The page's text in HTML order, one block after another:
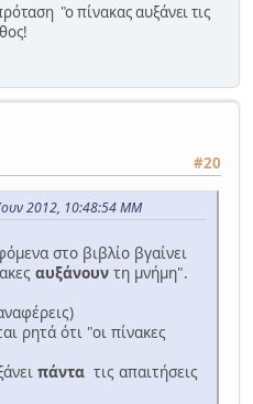
"ο πίνακας αυξάνει τις
#20
2012, 10:48:54 ΜΜ
στο βιβλίο βγαίνει
αυξάνουν τη μνήμη".
ρητά ότι "οι πίνακες
πάντα τις απαιτήσεις